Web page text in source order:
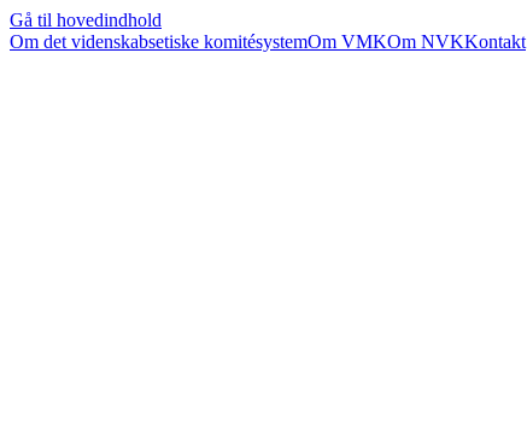
Gå til hovedindhold
Om det videnskabsetiske komitésystemOm VMKOm NVKKontakt